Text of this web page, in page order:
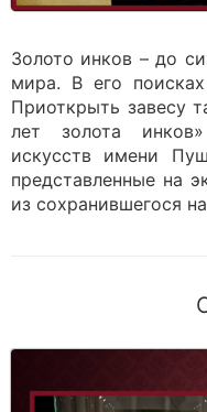
Золото инков – до
мира. В его
Приоткрыть завесу
лет золота
искусств имени
представленные на
из сохранившегося